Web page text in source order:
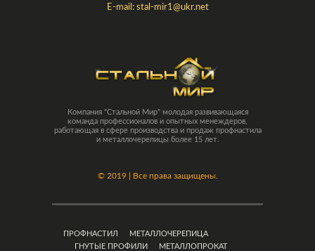
E-mail: stal-mir1@ukr.net
Компания "Стальной Мир" молодая развивающаяся
команда профессионалов и опытных менеждеров,
работающая в сфере производства и продаж профнастила
и металлочерепицы более 15 лет.
© 2019 | Все права защищены.
ПРОФНАСТИЛ
МЕТАЛЛОЧЕРЕПИЦА
ГНУТЫЕ ПРОФИЛИ
МЕТАЛЛОПРОКАТ